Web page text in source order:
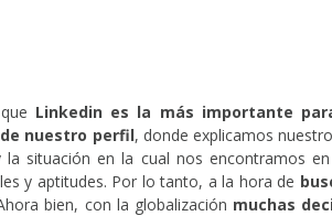
Linkedin es la más importante
nuestro perfil, donde explicamos
situación en la cual nos encontramos
y aptitudes. Por lo tanto, a la hora de
bien, con la globalización muchas